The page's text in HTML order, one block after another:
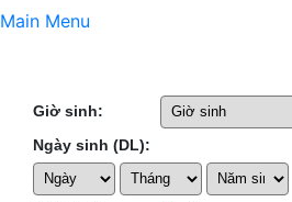
Main Menu
Giờ sinh:
Ngày sinh (DL):